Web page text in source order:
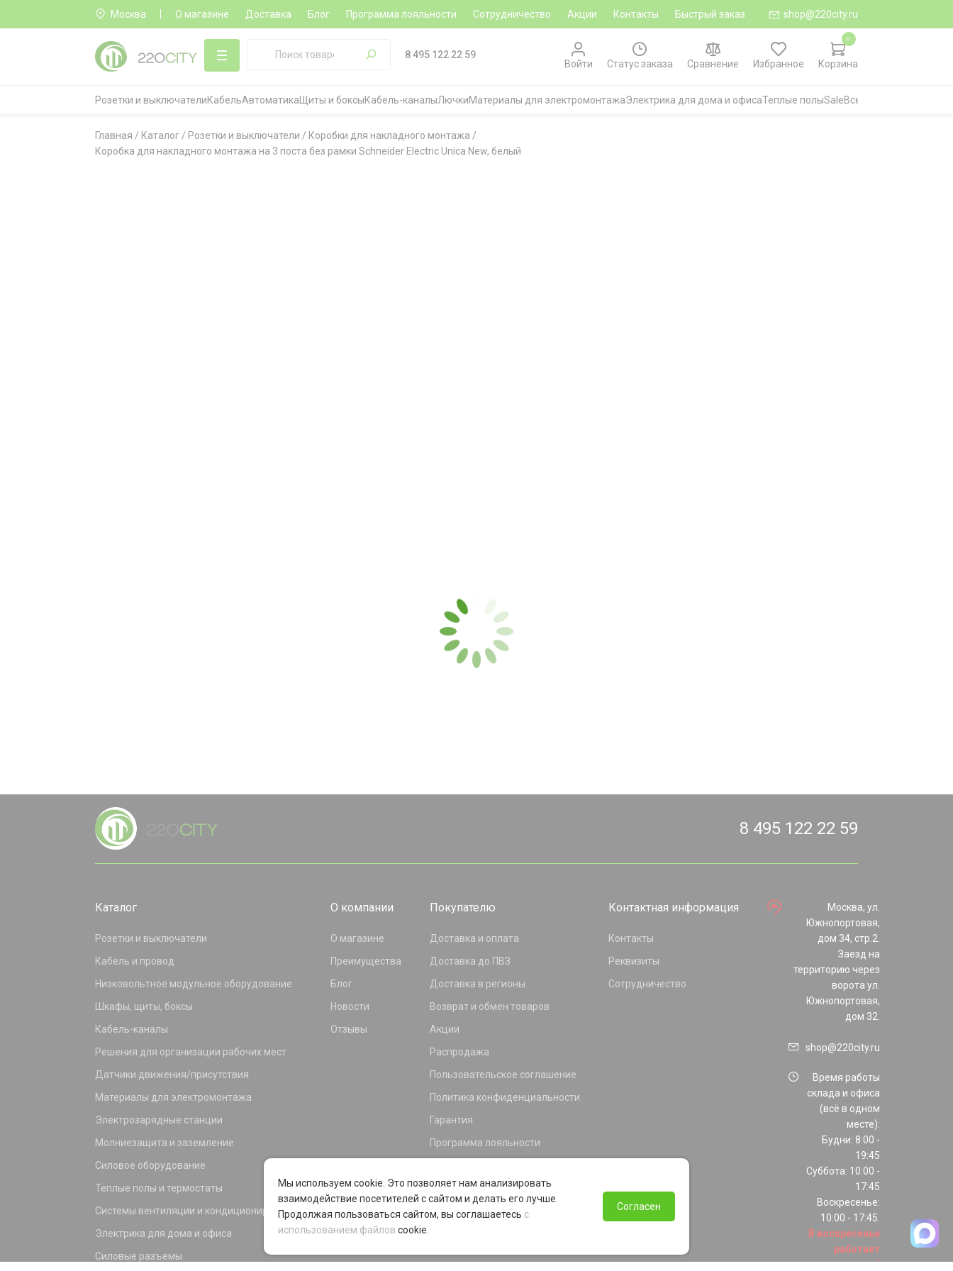
Москва О магазине Доставка Блог Программа лояльности Сотрудничество Акции Контакты Быстрый заказ shop@220city.ru
8 495 122 22 59
Войти
Статус заказа Сравнение Избранное Корзина
0
Розетки и выключателиКабельАвтоматика Щиты и боксыКабель-каналыЛючкиМатериалы для электромонтажаЭлектрика для дома и офисаТеплые полыSaleВсе категории
Главная / Каталог / Розетки и выключатели / Коробки для накладного монтажа /
Коробка для накладного монтажа на 3 поста без рамки Schneider Electric Unica New, белый
8 495 122 22 59
Каталог
Розетки и выключатели
Кабель и провод
Низковольтное модульное оборудование
Шкафы, щиты, боксы
Кабель-каналы
Решения для организации рабочих мест
Датчики движения/присутствия
Материалы для электромонтажа
Электрозарядные станции
Молниезащита и заземление
Силовое оборудование
Теплые полы и термостаты
Системы вентиляции и кондиционирования
Электрика для дома и офиса
Силовые разъемы
О компании
О магазине
Преимущества
Блог
Новости
Отзывы
Покупателю
Доставка и оплата
Доставка до ПВЗ
Доставка в регионы
Возврат и обмен товаров
Акции
Распродажа
Пользовательское соглашение
Политика конфиденциальности
Гарантия
Программа лояльности
Контактная информация
Контакты
Реквизиты
Сотрудничество
Москва, ул.
Южнопортовая,
дом 34, стр.2.
Заезд на
территорию через
ворота ул.
Южнопортовая,
дом 32.
shop@220city.ru
Время работы
склада и офиса
(всё в одном
месте):
Будни: 8:00 -
19:45
Суббота: 10:00 -
17:45
Воскресенье:
10:00 - 17:45.
В воскресенье
работает
только шоурум!
Мы используем cookie. Это позволяет нам анализировать
взаимодействие посетителей с сайтом и делать его лучше.
Продолжая пользоваться сайтом, вы соглашаетесь с
использованием файлов cookie.
Согласен